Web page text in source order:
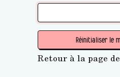
Réinitialiser le
Retour à la page